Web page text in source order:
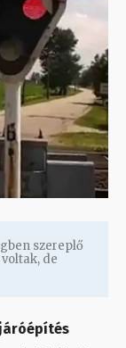
szereplő
de